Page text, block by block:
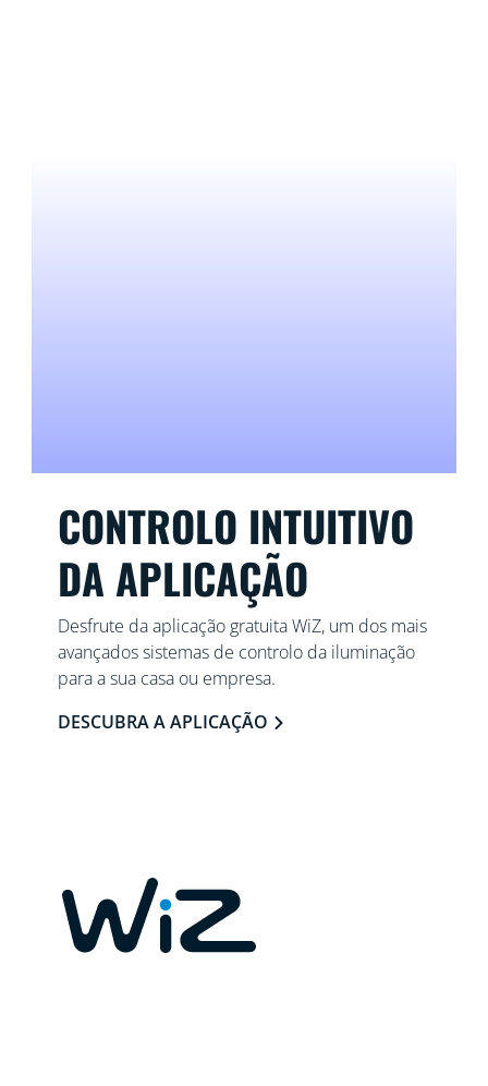
CONTROLO INTUITIVO
DA APLICAÇÃO
Desfrute da aplicação gratuita WiZ, um dos mais
avançados sistemas de controlo da iluminação
para a sua casa ou empresa.
DESCUBRA A APLICAÇÃO